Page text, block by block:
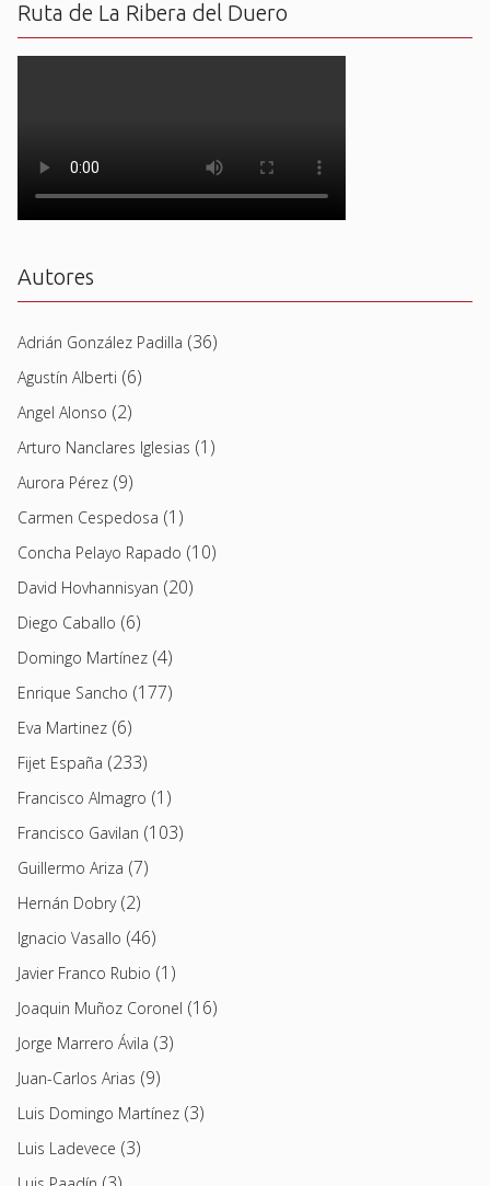
Ruta de La Ribera del Duero
Autores
Adrián González Padilla (36)
Agustín Alberti (6)
Angel Alonso (2)
Arturo Nanclares Iglesias (1)
Aurora Pérez (9)
Carmen Cespedosa (1)
Concha Pelayo Rapado (10)
David Hovhannisyan (20)
Diego Caballo (6)
Domingo Martínez (4)
Enrique Sancho (177)
Eva Martinez (6)
Fijet España (233)
Francisco Almagro (1)
Francisco Gavilan (103)
Guillermo Ariza (7)
Hernán Dobry(2)
Ignacio Vasallo (46)
Javier Franco Rubio (1)
Joaquin Muñoz Coronel (16)
Jorge Marrero Ávila (3)
Juan-Carlos Arias (9)
Luis Domingo Martínez (3)
Luis Ladevece (3)